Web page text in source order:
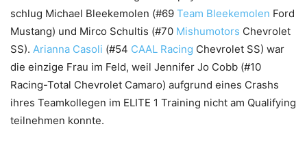
schlug Michael Bleekemolen (#69 Team Bleekemolen Ford
Mustang) und Mirco Schultis (#70 Mishumotors Chevrolet
SS). Arianna Casoli (#54 CAAL Racing Chevrolet SS) war
die einzige Frau im Feld, weil Jennifer Jo Cobb (#10
Racing-Total Chevrolet Camaro) aufgrund eines Crashs
ihres Teamkollegen im ELITE 1 Training nicht am Qualifying
teilnehmen konnte.